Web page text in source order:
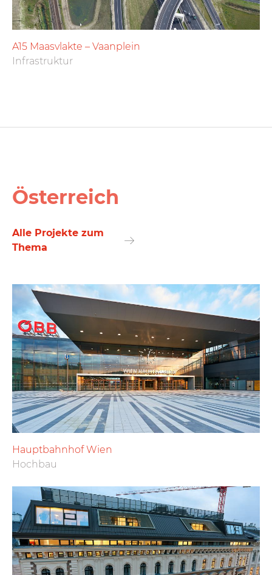
A15 Maasvlakte – Vaanplein
Infrastruktur
Österreich
Alle Projekte zum
Thema
Hauptbahnhof Wien
Hochbau